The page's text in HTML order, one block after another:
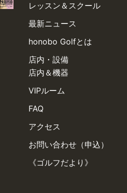
レッスン＆スクール
最新ニュース
honobo Golfとは
店内・設備
店内＆機器
VIPルーム
FAQ
アクセス
お問い合わせ（申込）
《ゴルフだより》